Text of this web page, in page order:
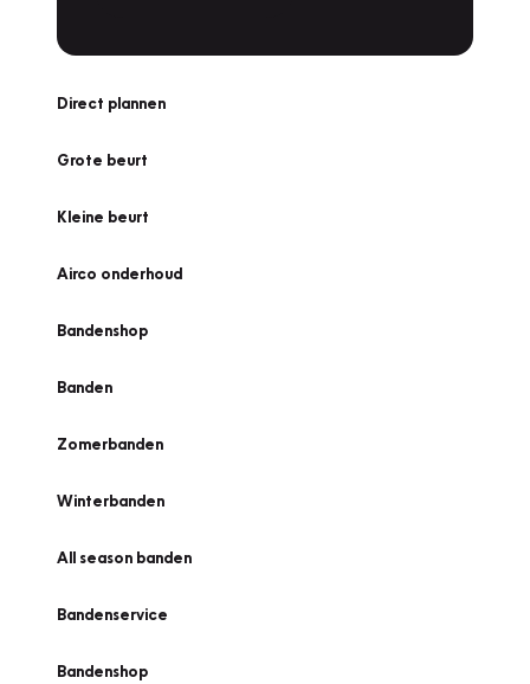
Direct plannen
Grote beurt
Kleine beurt
Airco onderhoud
Bandenshop
Banden
Zomerbanden
Winterbanden
All season banden
Bandenservice
Bandenshop